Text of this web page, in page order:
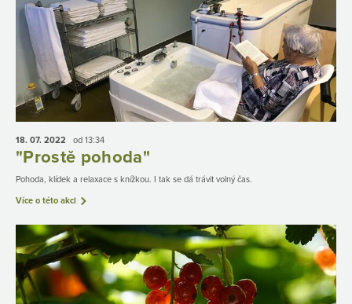
18. 07. 2022 od 13:34
"Prostě pohoda"
Pohoda, klídek a relaxace s knížkou. I tak se dá trávit volný čas.
Více o této akci